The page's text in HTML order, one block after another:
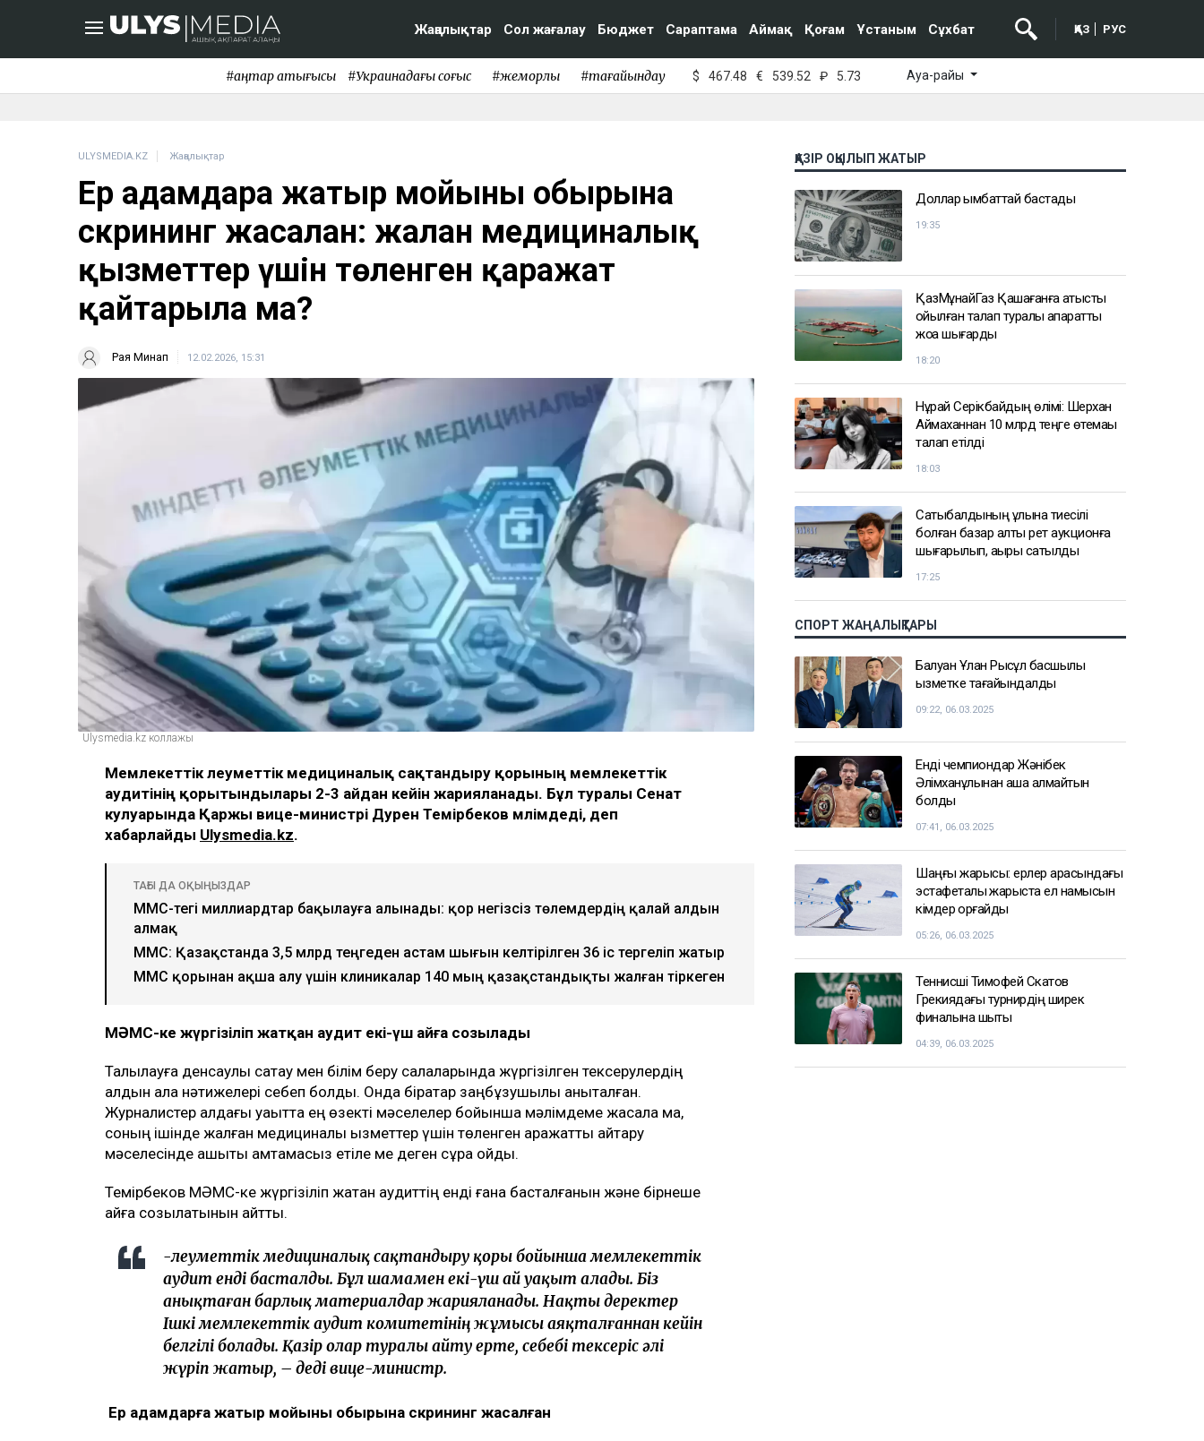
Жаңалықтар Сол жағалау Бюджет Сараптама Аймақ Қоғам Ұстаным Сұхбат ҚАЗ РУС
#қаңтар қақтығысы #Украинадағы соғыс #жемқорлық #тағайындау $ 467.48 € 539.52 ₽ 5.73 Ауа-райы
ULYSMEDIA.KZ Жаңалықтар
Ер адамдарға жатыр мойыны обырына
скрининг жасалған: жалған медициналық
қызметтер үшін төленген қаражат
қайтарыла ма?
Рая Минап 12.02.2026, 15:31
Ulysmedia.kz коллажы
Мемлекеттік әлеуметтік медициналық сақтандыру қорының мемлекеттік
аудитінің қорытындылары 2-3 айдан кейін жарияланады. Бұл туралы Сенат
кулуарында Қаржы вице-министрі Дәурен Темірбеков мәлімдеді, деп
хабарлайды Ulysmedia.kz.
ТАҒЫ ДА ОҚЫҢЫЗДАР
МӘМС-тегі миллиардтар бақылауға алынады: қор негізсіз төлемдердің қалай алдын
алмақ
МӘМС: Қазақстанда 3,5 млрд теңгеден астам шығын келтірілген 36 іс тергеліп жатыр
МӘМС қорынан ақша алу үшін клиникалар 140 мың қазақстандықты жалған тіркеген
МӘМС-ке жүргізіліп жатқан аудит екі-үш айға созылады
Талқылауға денсаулық сақтау мен білім беру салаларында жүргізілген тексерулердің
алдын ала нәтижелері себеп болды. Онда бірқатар заңбұзушылық анықталған.
Журналистер алдағы уақытта ең өзекті мәселелер бойынша мәлімдеме жасала ма,
соның ішінде жалған медициналық қызметтер үшін төленген қаражатты қайтару
мәселесінде ашықтық қамтамасыз етіле ме деген сұрақ қойды.
Темірбеков МӘМС-ке жүргізіліп жатқан аудиттің енді ғана басталғанын және бірнеше
айға созылатынын айтты.
-Әлеуметтік медициналық сақтандыру қоры бойынша мемлекеттік
аудит енді басталды. Бұл шамамен екі-үш ай уақыт алады. Біз
анықтаған барлық материалдар жарияланады. Нақты деректер
Ішкі мемлекеттік аудит комитетінің жұмысы аяқталғаннан кейін
белгілі болады. Қазір олар туралы айту ерте, себебі тексеріс әлі
жүріп жатыр, – деді вице-министр.
Ер адамдарға жатыр мойыны обырына скрининг жасалған
ҚАЗІР ОҚЫЛЫП ЖАТЫР
Доллар қымбаттай бастады
19:35
ҚазМұнайГаз Қашағанға қатысты
қойылған талап туралы ақпаратты
жоққа шығарды
18:20
Нұрай Серікбайдың өлімі: Шерхан
Аймаханнан 10 млрд теңге өтемақы
талап етілді
18:03
Сатыбалдының ұлына тиесілі
болған базар алты рет аукционға
шығарылып, ақыры сатылды
17:25
СПОРТ ЖАҢАЛЫҚТАРЫ
Балуан Ұлан Рысқұл басшылық
қызметке тағайындалды
09:22, 06.03.2025
Енді чемпиондар Жәнібек
Әлімханұлынан қаша алмайтын
болды
07:41, 06.03.2025
Шаңғы жарысы: ерлер арасындағы
эстафеталық жарыста ел намысын
кімдер қорғайды
05:26, 06.03.2025
Теннисші Тимофей Скатов
Грекиядағы турнирдің ширек
финалына шықты
04:39, 06.03.2025